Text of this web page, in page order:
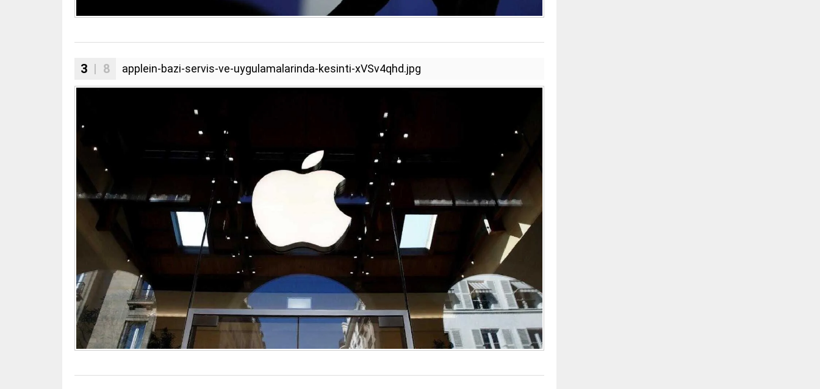
3 | 8 applein-bazi-servis-ve-uygulamalarinda-kesinti-xVSv4qhd.jpg